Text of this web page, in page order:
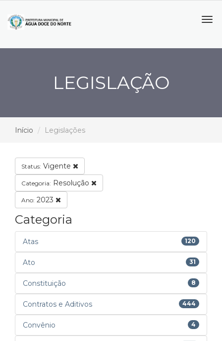
LEGISLAÇÃO
Início Legislações
Status: Vigente
Categoria: Resolução
Ano: 2023
Categoria
Atas 120
Ato 31
Constituição 8
Contratos e Aditivos 444
Convênio 4